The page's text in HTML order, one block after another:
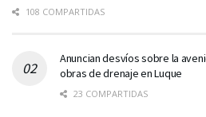
108 COMPARTIDAS
Anuncian desvíos sobre la
obras de drenaje en Luque
23 COMPARTIDAS